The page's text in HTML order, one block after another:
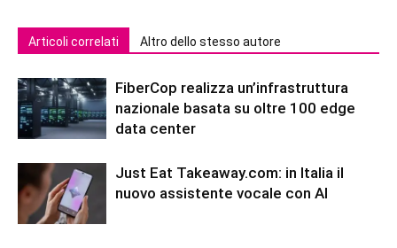
Articoli correlati Altro dello stesso autore
FiberCop realizza un’infrastruttura
nazionale basata su oltre 100 edge
data center
Just Eat Takeaway.com: in Italia il
nuovo assistente vocale con AI